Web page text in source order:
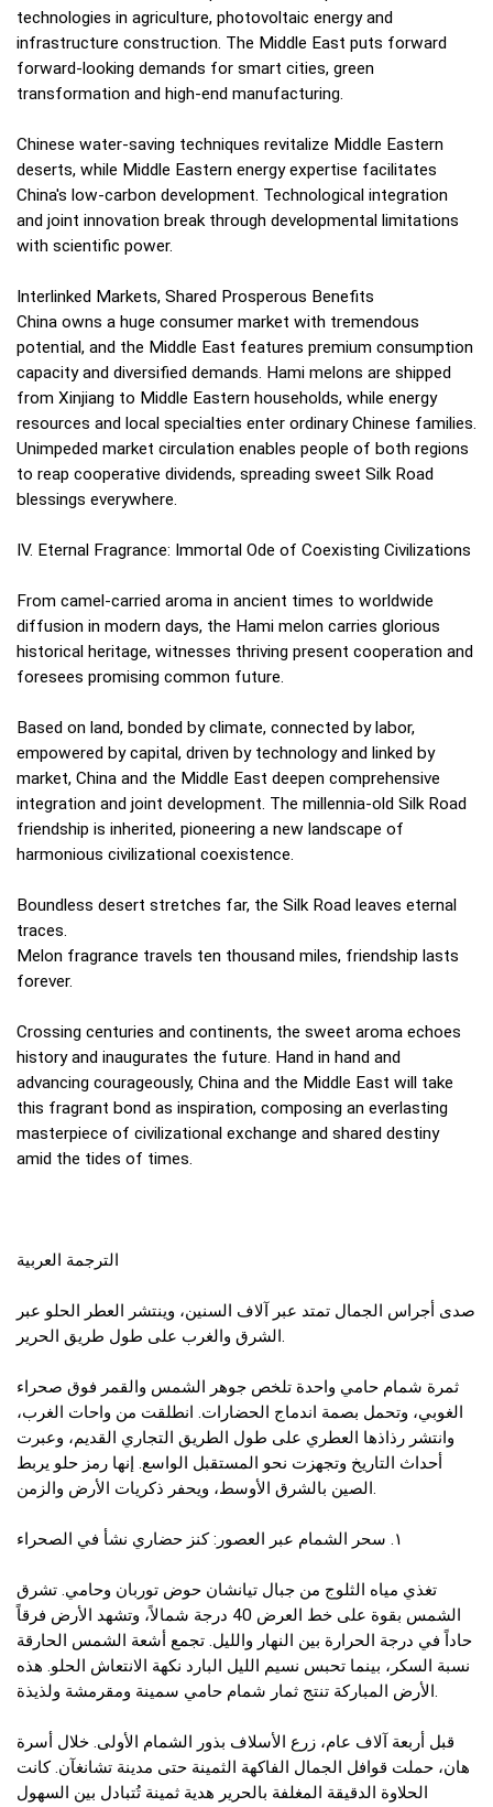
technologies in agriculture, photovoltaic energy and
infrastructure construction. The Middle East puts forward
forward-looking demands for smart cities, green
transformation and high-end manufacturing.
Chinese water-saving techniques revitalize Middle Eastern
deserts, while Middle Eastern energy expertise facilitates
China's low-carbon development. Technological integration
and joint innovation break through developmental limitations
with scientific power.
Interlinked Markets, Shared Prosperous Benefits
China owns a huge consumer market with tremendous
potential, and the Middle East features premium consumption
capacity and diversified demands. Hami melons are shipped
from Xinjiang to Middle Eastern households, while energy
resources and local specialties enter ordinary Chinese families.
Unimpeded market circulation enables people of both regions
to reap cooperative dividends, spreading sweet Silk Road
blessings everywhere.
IV. Eternal Fragrance: Immortal Ode of Coexisting Civilizations
From camel-carried aroma in ancient times to worldwide
diffusion in modern days, the Hami melon carries glorious
historical heritage, witnesses thriving present cooperation and
foresees promising common future.
Based on land, bonded by climate, connected by labor,
empowered by capital, driven by technology and linked by
market, China and the Middle East deepen comprehensive
integration and joint development. The millennia-old Silk Road
friendship is inherited, pioneering a new landscape of
harmonious civilizational coexistence.
Boundless desert stretches far, the Silk Road leaves eternal
traces.
Melon fragrance travels ten thousand miles, friendship lasts
forever.
Crossing centuries and continents, the sweet aroma echoes
history and inaugurates the future. Hand in hand and
advancing courageously, China and the Middle East will take
this fragrant bond as inspiration, composing an everlasting
masterpiece of civilizational exchange and shared destiny
amid the tides of times.
الترجمة العربية
صدى أجراس الجمال تمتد عبر آلاف السنين، وينتشر العطر الحلو عبر
الشرق والغرب على طول طريق الحرير.
ثمرة شمام حامي واحدة تلخص جوهر الشمس والقمر فوق صحراء
الغوبي، وتحمل بصمة اندماج الحضارات. انطلقت من واحات الغرب،
وانتشر رذاذها العطري على طول الطريق التجاري القديم، وعبرت
أحداث التاريخ وتجهزت نحو المستقبل الواسع. إنها رمز حلو يربط
الصين بالشرق الأوسط، ويحفر ذكريات الأرض والزمن.
١. سحر الشمام عبر العصور: كنز حضاري نشأ في الصحراء
تغذي مياه الثلوج من جبال تيانشان حوض توربان وحامي. تشرق
الشمس بقوة على خط العرض 40 درجة شمالاً، وتشهد الأرض فرقاً
حاداً في درجة الحرارة بين النهار والليل. تجمع أشعة الشمس الحارقة
نسبة السكر، بينما تحبس نسيم الليل البارد نكهة الانتعاش الحلو. هذه
الأرض المباركة تنتج ثمار شمام حامي سمينة ومقرمشة ولذيذة.
قبل أربعة آلاف عام، زرع الأسلاف بذور الشمام الأولى. خلال أسرة
هان، حملت قوافل الجمال الفاكهة الثمينة حتى مدينة تشانغآن. كانت
الحلاوة الدقيقة المغلفة بالحرير هدية ثمينة تُتبادل بين السهول